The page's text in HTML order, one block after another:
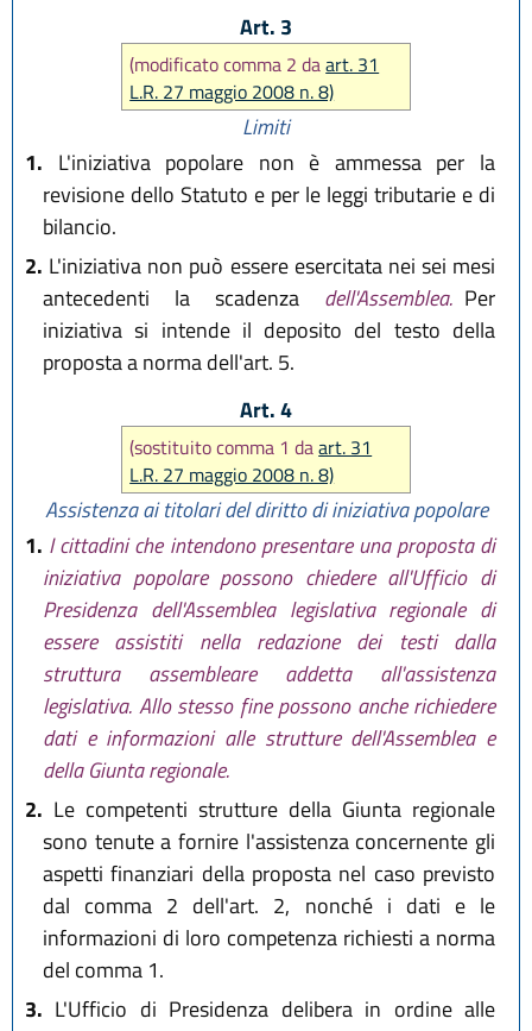
Art. 3
(modificato comma 2 daart. 31
L.R. 27 maggio 2008 n. 8)
Limiti
1. L'iniziativa popolare non è ammessa per la
revisione dello Statuto e per le leggi tributarie e di
bilancio.
2. L'iniziativa non può essere esercitata nei sei mesi
antecedenti la scadenza dell'Assemblea. Per
iniziativa si intende il deposito del testo della
proposta a norma dell'art. 5.
Art. 4
(sostituito comma 1 daart. 31
L.R. 27 maggio 2008 n. 8)
Assistenza ai titolari del diritto di iniziativa popolare
1. I cittadini che intendono presentare una proposta di
iniziativa popolare possono chiedere all'Ufficio di
Presidenza dell'Assemblea legislativa regionale di
essere assistiti nella redazione dei testi dalla
struttura assembleare addetta all'assistenza
legislativa. Allo stesso fine possono anche richiedere
dati e informazioni alle strutture dell'Assemblea e
della Giunta regionale.
2. Le competenti strutture della Giunta regionale
sono tenute a fornire l'assistenza concernente gli
aspetti finanziari della proposta nel caso previsto
dal comma 2 dell'art. 2, nonché i dati e le
informazioni di loro competenza richiesti a norma
del comma 1.
3. L'Ufficio di Presidenza delibera in ordine alle